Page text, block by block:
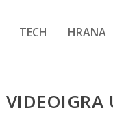
TECH HRANA